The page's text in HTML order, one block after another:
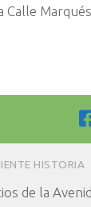
Calle
HISTORIA
de la